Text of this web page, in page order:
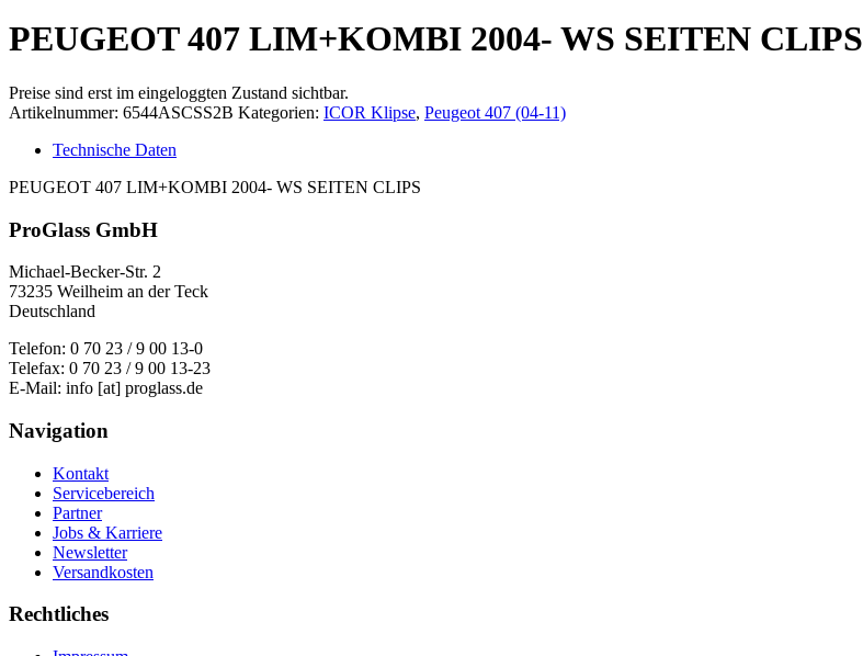
PEUGEOT 407 LIM+KOMBI 2004- WS SEITEN CLIPS
Preise sind erst im eingeloggten Zustand sichtbar.
Artikelnummer: 6544ASCSS2B Kategorien: ICOR Klipse, Peugeot 407 (04-11)
Technische Daten
PEUGEOT 407 LIM+KOMBI 2004- WS SEITEN CLIPS
ProGlass GmbH
Michael-Becker-Str. 2
73235 Weilheim an der Teck
Deutschland
Telefon: 0 70 23 / 9 00 13-0
Telefax: 0 70 23 / 9 00 13-23
E-Mail: info [at] proglass.de
Navigation
Kontakt
Servicebereich
Partner
Jobs & Karriere
Newsletter
Versandkosten
Rechtliches